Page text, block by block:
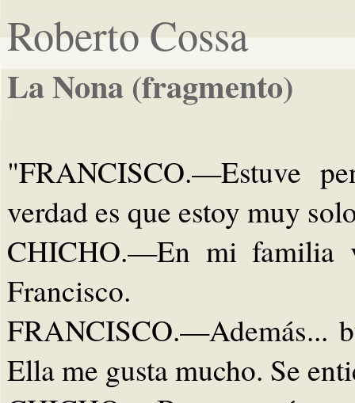
Roberto Cossa
La Nona (fragmento)
"FRANCISCO.—Estuve
verdad es que estoy muy
CHICHO.—En mi familia
Francisco.
FRANCISCO.—Además...
Ella me gusta mucho. Se